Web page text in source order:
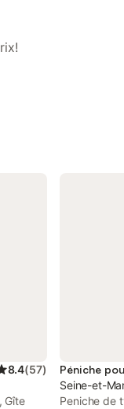
8.4(57)
Gîte
Péniche
Seine-et-
Peniche de